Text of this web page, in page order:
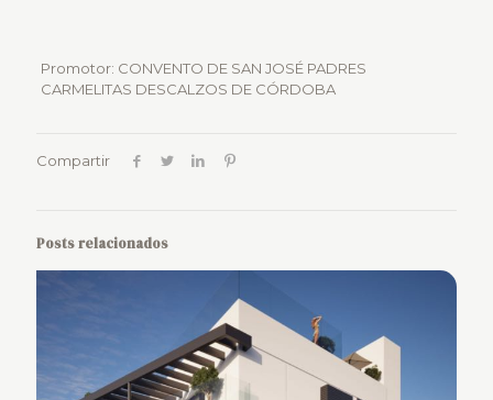
Promotor: CONVENTO DE SAN JOSÉ PADRES
CARMELITAS DESCALZOS DE CÓRDOBA
Compartir
Posts relacionados